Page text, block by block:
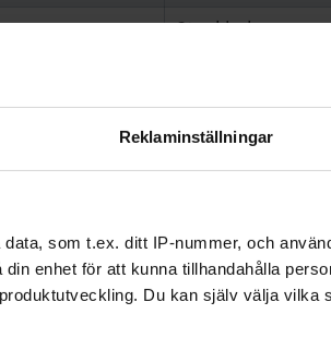
Reklaminställningar
data, som t.ex. ditt IP-nummer, och
enhet för att kunna tillhandahålla
Du kan själv välja vilka
Stockholm
Värmland
Västerbotten
Ångermanland